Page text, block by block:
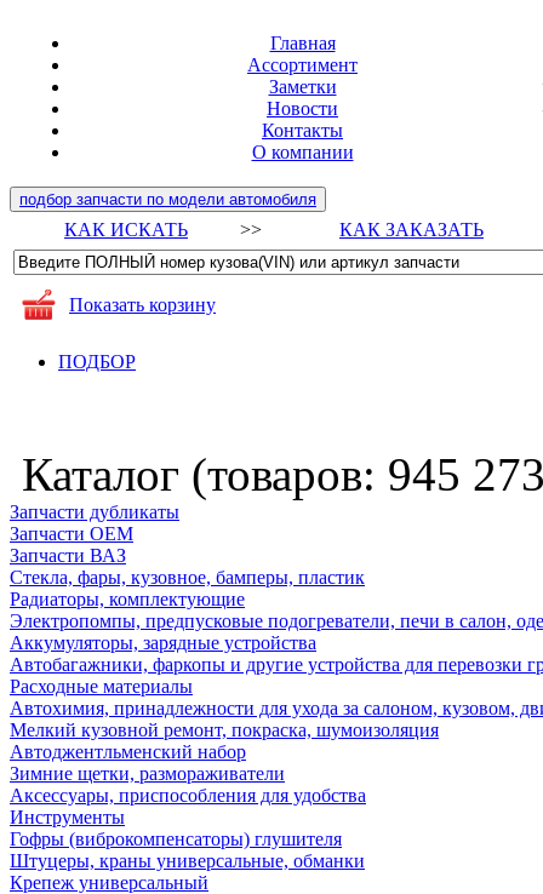
Главная
Ассортимент
Заметки
Новости
Контакты
О компании
подбор запчасти по модели автомобиля
КАК ИСКАТЬ >> КАК ЗАКАЗАТЬ
Показать корзину
ПОДБОР
Каталог (товаров: 945
Запчасти дубликаты
Запчасти ОЕМ
Запчасти ВАЗ
Стекла, фары, кузовное, бамперы, пластик
Радиаторы, комплектующие
Электропомпы, предпусковые подогреватели, печи в салон,
Аккумуляторы, зарядные устройства
Автобагажники, фаркопы и другие устройства для перевозки
Расходные материалы
Автохимия, принадлежности для ухода за салоном, кузовом,
Мелкий кузовной ремонт, покраска, шумоизоляция
Автоджентльменский набор
Зимние щетки, размораживатели
Аксессуары, приспособления для удобства
Инструменты
Гофры (виброкомпенсаторы) глушителя
Штуцеры, краны универсальные, обманки
Крепеж универсальный